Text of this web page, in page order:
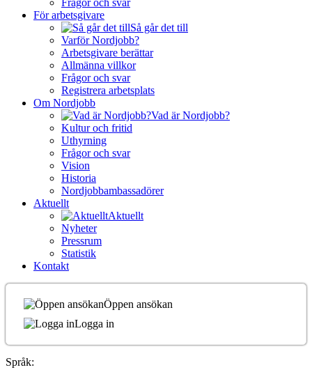
Frågor och svar
För arbetsgivare
Så går det till
Varför Nordjobb?
Arbetsgivare berättar
Allmänna villkor
Frågor och svar
Registrera arbetsplats
Om Nordjobb
Vad är Nordjobb?
Kultur och fritid
Uthyrning
Frågor och svar
Vision
Historia
Nordjobbambassadörer
Aktuellt
Aktuellt
Nyheter
Pressrum
Statistik
Kontakt
Öppen ansökan
Logga in
Språk: